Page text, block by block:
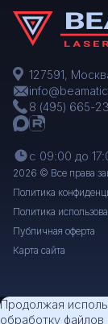
127591,
8 (495) 665-
с 09:00 до
2026 © Все права
Политика
Политика
Публичная оферта
Карта сайта
Продолжая
обработку